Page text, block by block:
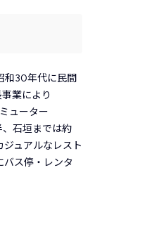
和30年代に民間
業により
ューター
石垣までは約
ュアルなレスト
ス停・レンタ